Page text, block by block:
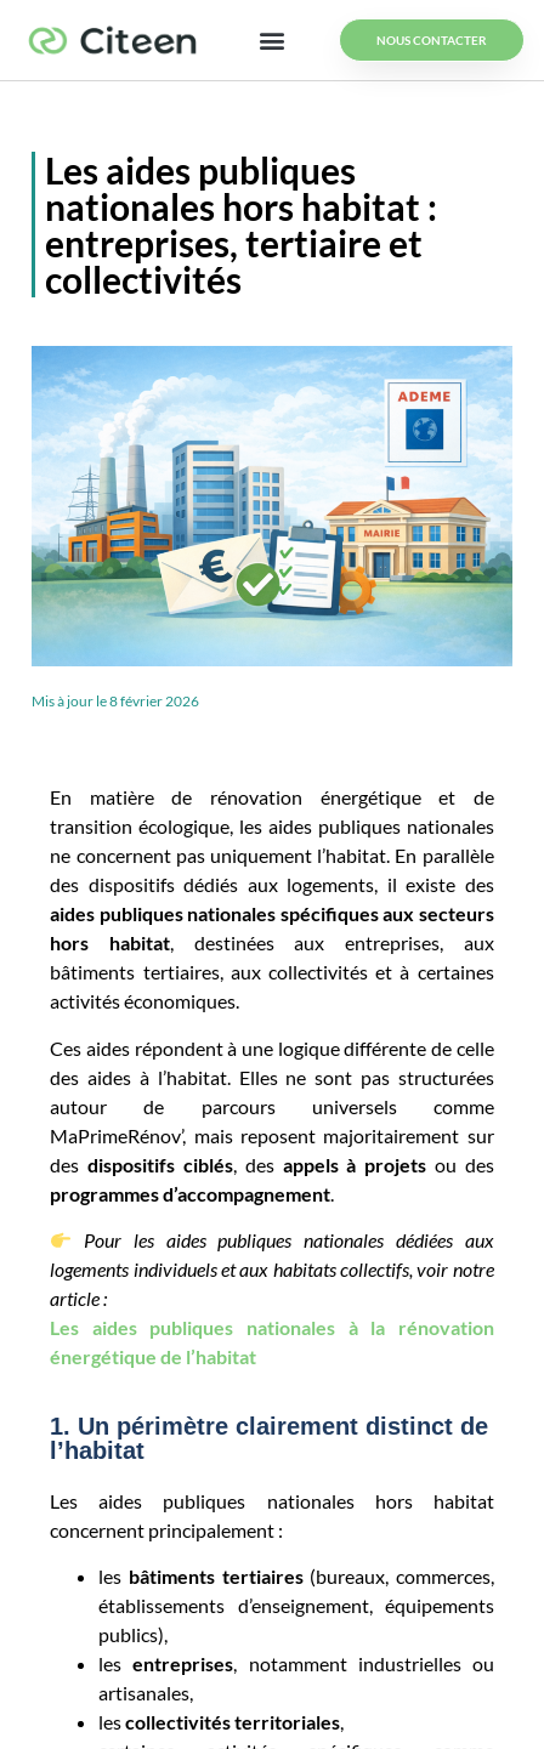
NOUS CONTACTER
Les aides publiques
nationales hors habitat :
entreprises, tertiaire et
collectivités
Mis à jour le8 février 2026
En matière de rénovation énergétique et de
transition écologique, les aides publiques nationales
ne concernent pas uniquement l’habitat. En parallèle
des dispositifs dédiés aux logements, il existe des
aides publiques nationales spécifiques aux secteurs
hors habitat, destinées aux entreprises, aux
bâtiments tertiaires, aux collectivités et à certaines
activités économiques.
Ces aides répondent à une logique différente de celle
des aides à l’habitat. Elles ne sont pas structurées
autour de parcours universels comme
MaPrimeRénov’, mais reposent majoritairement sur
desdispositifs ciblés, des appels à projets ou des
programmes d’accompagnement
Pour les aides publiques nationales dédiées aux
logements individuels et aux habitats collectifs, voir notre
article :
Les aides publiques nationales à la rénovation
énergétique de l’habitat
1. Un périmètre clairement distinct de
l’habitat
Les aides publiques nationales hors habitat
concernent principalement :
les bâtiments tertiaires(bureaux, commerces,
établissements d’enseignement, équipements
publics),
lesentreprises, notamment industrielles ou
artisanales,
lescollectivités territoriales,